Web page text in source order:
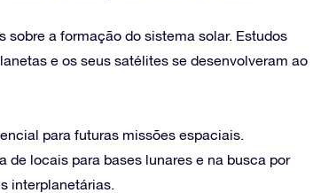
sobre a formação do sistema solar. Estudos
e os seus satélites se desenvolveram ao
para futuras missões espaciais.
de locais para bases lunares e na busca por
interplanetárias.